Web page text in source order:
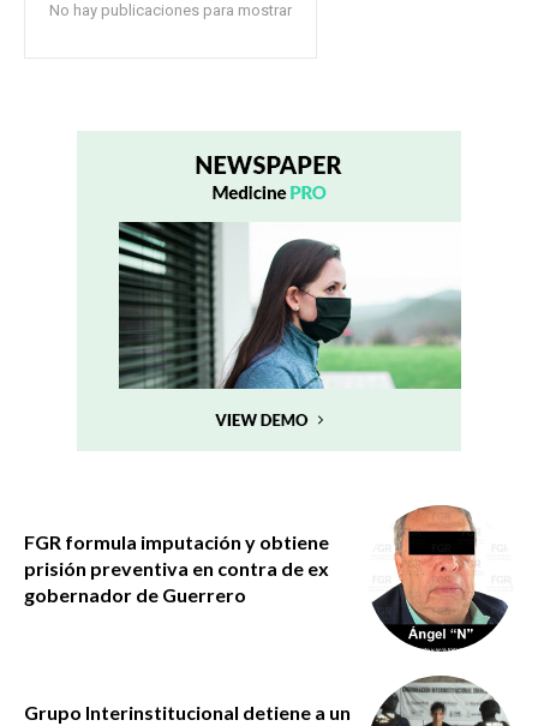
No hay publicaciones para mostrar
FGR formula imputación y obtiene
prisión preventiva en contra de ex
gobernador de Guerrero
Grupo Interinstitucional detiene a un